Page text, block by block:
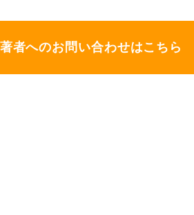
者へのお問い合わせはこちら